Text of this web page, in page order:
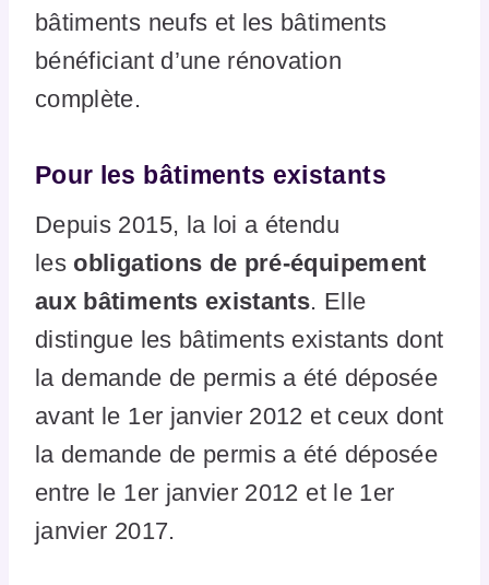
bâtiments neufs et les bâtiments
bénéficiant d’une rénovation
complète.
Pour les bâtiments existants
Depuis 2015, la loi a étendu
les obligations de pré-équipement
aux bâtiments existants. Elle
distingue les bâtiments existants dont
la demande de permis a été déposée
avant le 1er janvier 2012 et ceux dont
la demande de permis a été déposée
entre le 1er janvier 2012 et le 1er
janvier 2017.